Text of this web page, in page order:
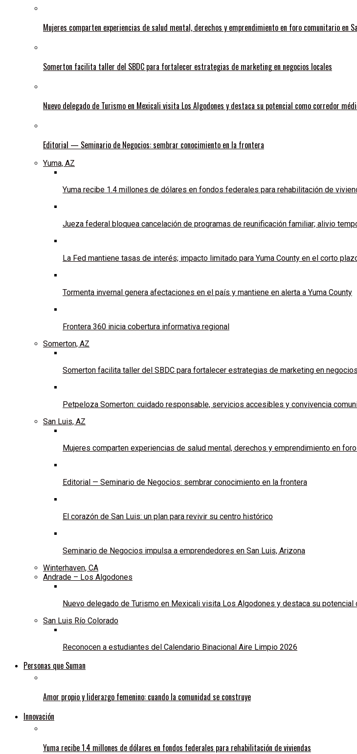
Mujeres comparten experiencias de salud mental, derechos y emprendimiento en foro comunitario en
Somerton facilita taller del SBDC para fortalecer estrategias de marketing en negocios locales
Nuevo delegado de Turismo en Mexicali visita Los Algodones y destaca su potencial como corredor
Editorial — Seminario de Negocios: sembrar conocimiento en la frontera
Yuma, AZ
Yuma recibe 1.4 millones de dólares en fondos federales para rehabilitación de
Jueza federal bloquea cancelación de programas de reunificación familiar; alivio
La Fed mantiene tasas de interés; impacto limitado para Yuma County en el corto
Tormenta invernal genera afectaciones en el país y mantiene en alerta a Yuma County
Frontera 360 inicia cobertura informativa regional
Somerton, AZ
Somerton facilita taller del SBDC para fortalecer estrategias de marketing en
Petpeloza Somerton: cuidado responsable, servicios accesibles y convivencia
San Luis, AZ
Mujeres comparten experiencias de salud mental, derechos y emprendimiento en
Editorial — Seminario de Negocios: sembrar conocimiento en la frontera
El corazón de San Luis: un plan para revivir su centro histórico
Seminario de Negocios impulsa a emprendedores en San Luis, Arizona
Winterhaven, CA
Andrade – Los Algodones
Nuevo delegado de Turismo en Mexicali visita Los Algodones y destaca su
San Luis Río Colorado
Reconocen a estudiantes del Calendario Binacional Aire Limpio 2026
Personas que Suman
Amor propio y liderazgo femenino: cuando la comunidad se construye
Innovación
Yuma recibe 1.4 millones de dólares en fondos federales para rehabilitación de viviendas